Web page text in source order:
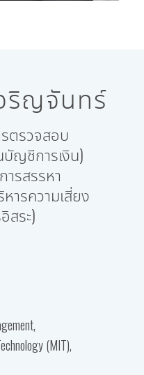
ริญจันทร์
ตรวจสอบ
ญชีการเงิน)
ารสรรหา
ารความเสี่ยง
สระ)
(MIT),